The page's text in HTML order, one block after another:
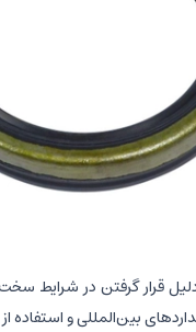
گرفتن در شرایط سخت،
بین‌المللی و استفاده